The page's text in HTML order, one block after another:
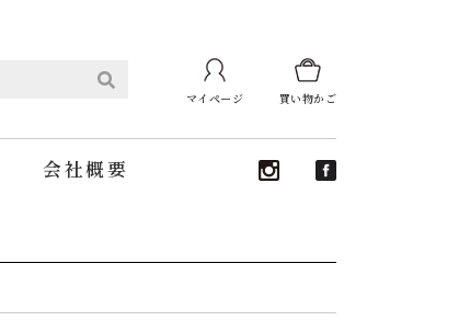
買い物かご
マイページ
会社概要